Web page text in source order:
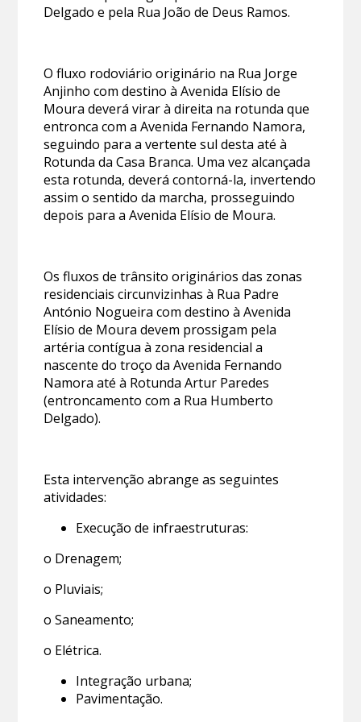
Delgado e pela Rua João de Deus Ramos.
O fluxo rodoviário originário na Rua Jorge
Anjinho com destino à Avenida Elísio de
Moura deverá virar à direita na rotunda que
entronca com a Avenida Fernando Namora,
seguindo para a vertente sul desta até à
Rotunda da Casa Branca. Uma vez alcançada
esta rotunda, deverá contorná-la, invertendo
assim o sentido da marcha, prosseguindo
depois para a Avenida Elísio de Moura.
Os fluxos de trânsito originários das zonas
residenciais circunvizinhas à Rua Padre
António Nogueira com destino à Avenida
Elísio de Moura devem prossigam pela
artéria contígua à zona residencial a
nascente do troço da Avenida Fernando
Namora até à Rotunda Artur Paredes
(entroncamento com a Rua Humberto
Delgado).
Esta intervenção abrange as seguintes
atividades:
Execução de infraestruturas:
o Drenagem;
o Pluviais;
o Saneamento;
o Elétrica.
Integração urbana;
Pavimentação.